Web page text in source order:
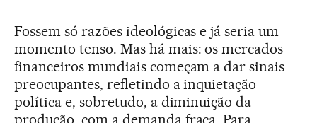
Fossem só razões ideológicas e já seria um
momento tenso. Mas há mais: os mercados
financeiros mundiais começam a dar sinais
preocupantes, refletindo a inquietação
política e, sobretudo, a diminuição da
produção, com a demanda fraca. Para